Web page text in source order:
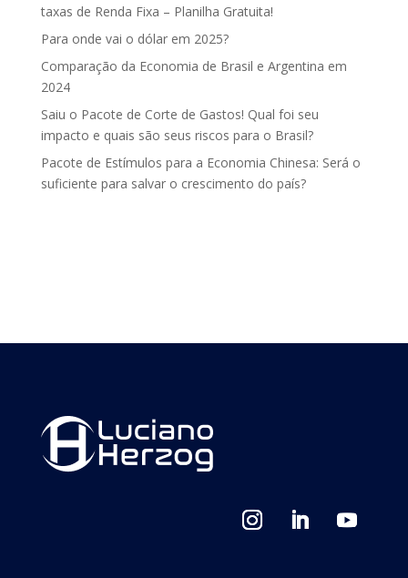
taxas de Renda Fixa – Planilha Gratuita!
Para onde vai o dólar em 2025?
Comparação da Economia de Brasil e Argentina em
2024
Saiu o Pacote de Corte de Gastos! Qual foi seu
impacto e quais são seus riscos para o Brasil?
Pacote de Estímulos para a Economia Chinesa: Será o
suficiente para salvar o crescimento do país?